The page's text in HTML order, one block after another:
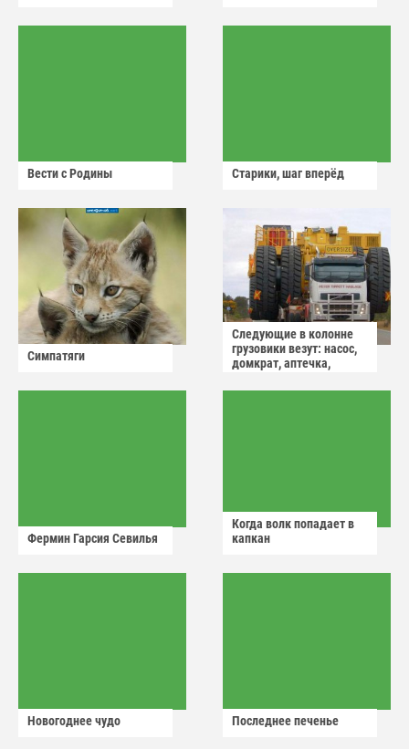
Вести с Родины Старики, шаг вперёд
Симпатяги
Следующие в колонне
грузовики везут: насос,
домкрат, аптечка,
Фермин Гарсия Севилья
Когда волк попадает в
капкан
Новогоднее чудо Последнее печенье